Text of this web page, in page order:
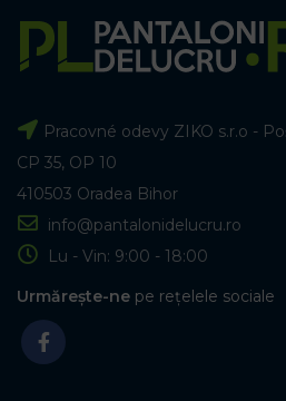
Pracovné odevy ZIKO s.r.o -
CP 35, OP 10
410503 Oradea Bihor
info@pantalonidelucru.ro
Lu - Vin: 9:00 - 18:00
Urmărește-ne pe rețelele sociale